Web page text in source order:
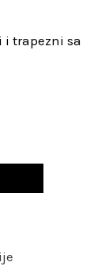
i trapezni sa